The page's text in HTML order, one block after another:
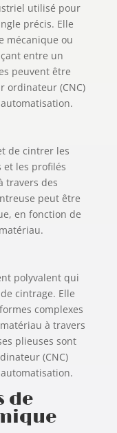
utilisé pour
précis. Elle
mécanique ou
entre un
peuvent être
ordinateur (CNC)
de cintrer les
et les profilés
travers des
peut être
en fonction de
polyvalent qui
cintrage. Elle
complexes
à travers
plieuses sont
(CNC)
de